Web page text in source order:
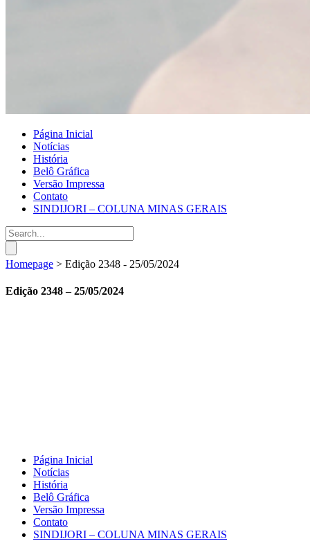
Página Inicial
Notícias
História
Belô Gráfica
Versão Impressa
Contato
SINDIJORI – COLUNA MINAS GERAIS
Homepage > Edição 2348 - 25/05/2024
Edição 2348 – 25/05/2024
Página Inicial
Notícias
História
Belô Gráfica
Versão Impressa
Contato
SINDIJORI – COLUNA MINAS GERAIS